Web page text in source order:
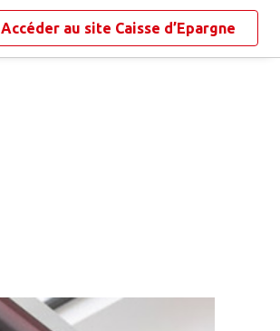
Accéder au site Caisse d’Epargne